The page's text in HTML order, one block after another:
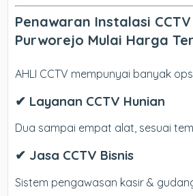
Penawaran Instalasi
Purworejo Mulai Harga
AHLI CCTV mempunyai banyak
✔ Layanan CCTV Hunian
Dua sampai empat alat, sesuai
✔ Jasa CCTV Bisnis
Sistem pengawasan kasir &